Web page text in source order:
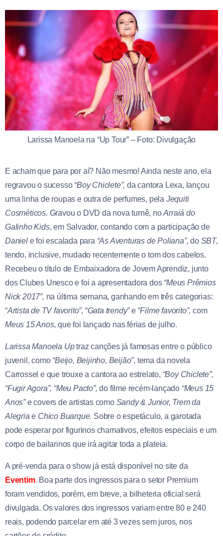
Larissa Manoela na “Up Tour” – Foto: Divulgação
E acham que para por aí? Não mesmo! Ainda neste ano, ela
regravou o sucesso “Boy Chiclete”, da cantora Lexa, lançou
uma linha de roupas e outra de perfumes, pela Jequiti
Cosméticos. Gravou o DVD da nova turnê, noArraiá do
Galinho Kids, em Salvador, contando com a participação de
Daniele foi escalada para “As Aventuras de Poliana”,doSBT,
tendo, inclusive, mudado recentemente o tom dos cabelos.
Recebeu o título de Embaixadora de Jovem Aprendiz, junto
dos Clubes Unesco e foi a apresentadora dos “Meus Prêmios
Nick 2017”, na última semana, ganhando em três categorias:
“Artista de TV favorito”, “Gata trendy”e “Filme favorito”, com
Meus 15 Anos, que foi lançado nas férias de julho.
Larissa Manoela Uptraz canções já famosas entre o público
juvenil, como “Beijo, Beijinho, Beijão”, tema da novela
Carrossel e que trouxe a cantora ao estrelato, “Boy Chiclete”,
“Fugir Agora”, “Meu Pacto”,do filme recém-lançado “Meus 15
Anos”e covers de artistas como Sandy & Junior, Trem da
Alegria e Chico Buarque. Sobre o espetáculo, a garotada
pode esperar por figurinos chamativos, efeitos especiais e um
corpo de bailarinos que irá agitar toda a plateia.
A pré-venda para o show já está disponível no site da
Eventim. Boa parte dos ingressos para o setor Premium
foram vendidos, porém, em breve, a bilheteria oficial será
divulgada. Os valores dos ingressos variam entre 80 e 240
reais, podendo parcelar em até 3 vezes sem juros, nos